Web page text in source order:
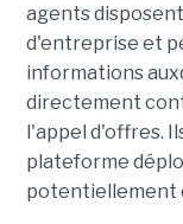
agents
d'entreprise et
informations
directement
l'appel d'offres.
plateforme
potentiellement